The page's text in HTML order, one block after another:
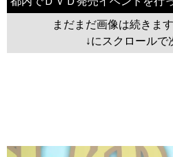
まだまだ画像は続きま
↓にスクロールで